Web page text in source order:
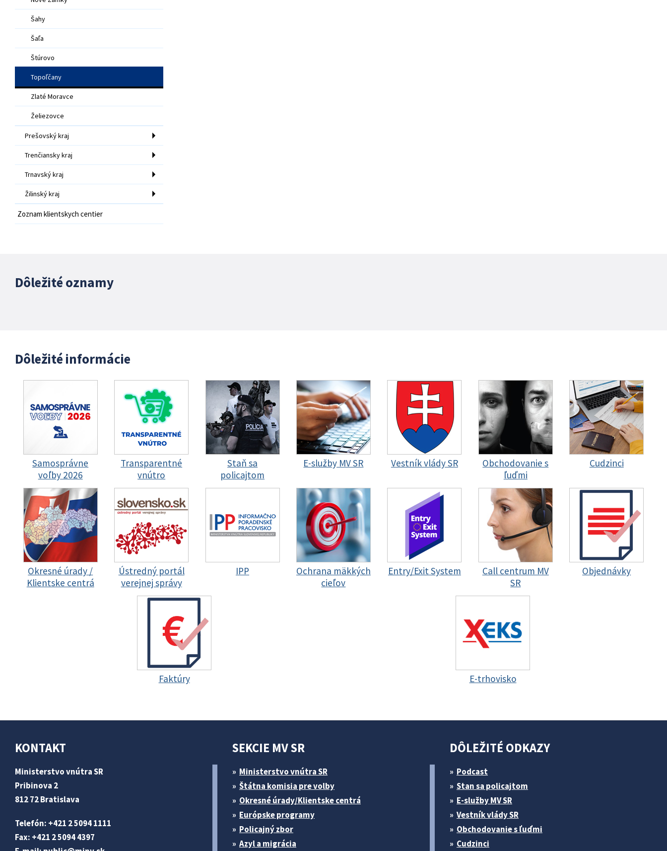
Šahy
Šaľa
Štúrovo
Topoľčany
Zlaté Moravce
Želiezovce
Prešovský kraj
Trenčiansky kraj
Trnavský kraj
Žilinský kraj
Zoznam klientskych centier
Dôležité oznamy
Dôležité informácie
Samosprávne
voľby 2026
Transparentné
vnútro
Staň sa
policajtom
E-služby MV SR Vestník vlády SR
Obchodovanie s
ľuďmi
Cudzinci
Okresné úrady /
Klientske centrá
Ústredný portál
verejnej správy
IPP
Ochrana mäkkých
cieľov
Entry/Exit System
Call centrum MV
SR
Objednávky
Faktúry E-trhovisko
KONTAKT
Ministerstvo vnútra SR
Pribinova 2
812 72 Bratislava
Telefón: +421 2 5094 1111
Fax: +421 2 5094 4397
SEKCIE MV SR
Ministerstvo vnútra SR
Štátna komisia pre volby
Okresné úrady/Klientske centrá
Európske programy
Policajný zbor
Azyl a migrácia
DÔLEŽITÉ ODKAZY
Podcast
Stan sa policajtom
E-služby MV SR
Vestník vlády SR
Obchodovanie s ľuďmi
Cudzinci